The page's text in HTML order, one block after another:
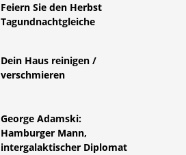
Feiern Sie den Herbst
Tagundnachtgleiche
Dein Haus reinigen /
verschmieren
George Adamski:
Hamburger Mann,
intergalaktischer Diplomat